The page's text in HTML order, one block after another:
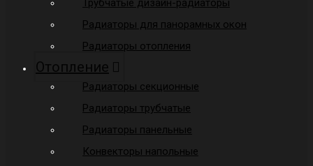
Трубчатые дизайн-радиаторы
Радиаторы для панорамных окон
Радиаторы отопления
Отопление
Радиаторы секционные
Радиаторы трубчатые
Радиаторы панельные
Конвекторы напольные